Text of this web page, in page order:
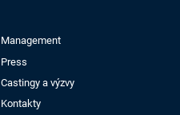
Management
Press
Castingy a výzvy
Kontakty